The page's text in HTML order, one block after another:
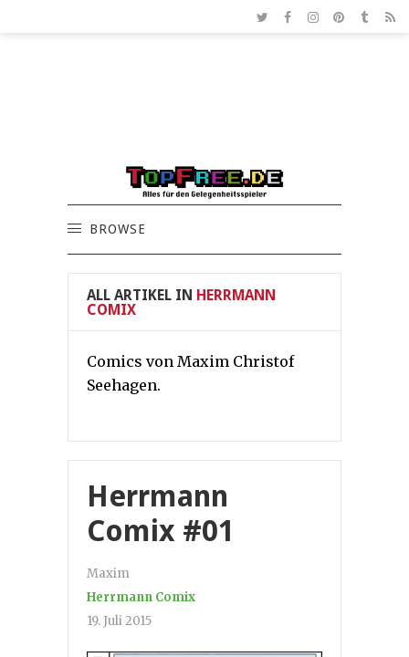
BROWSE
ALL ARTIKEL IN HERRMANN
COMIX
Comics von Maxim Christof
Seehagen.
Herrmann
Comix #01
Maxim
Herrmann Comix
19. Juli 2015